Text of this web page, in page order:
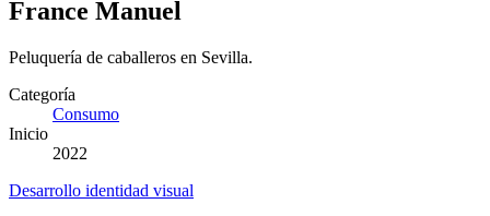
France Manuel
Peluquería de caballeros en Sevilla.
Categoría
Consumo
Inicio
2022
Desarrollo identidad visual